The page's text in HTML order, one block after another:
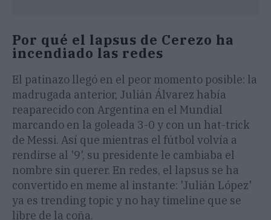
Por qué el lapsus de Cerezo ha
incendiado las redes
El patinazo llegó en el peor momento posible: la
madrugada anterior, Julián Álvarez había
reaparecido con Argentina en el Mundial
marcando en la goleada 3-0 y con un hat-trick
de Messi. Así que mientras el fútbol volvía a
rendirse al '9', su presidente le cambiaba el
nombre sin querer. En redes, el lapsus se ha
convertido en meme al instante: 'Julián López'
ya es trending topic y no hay timeline que se
libre de la coña.